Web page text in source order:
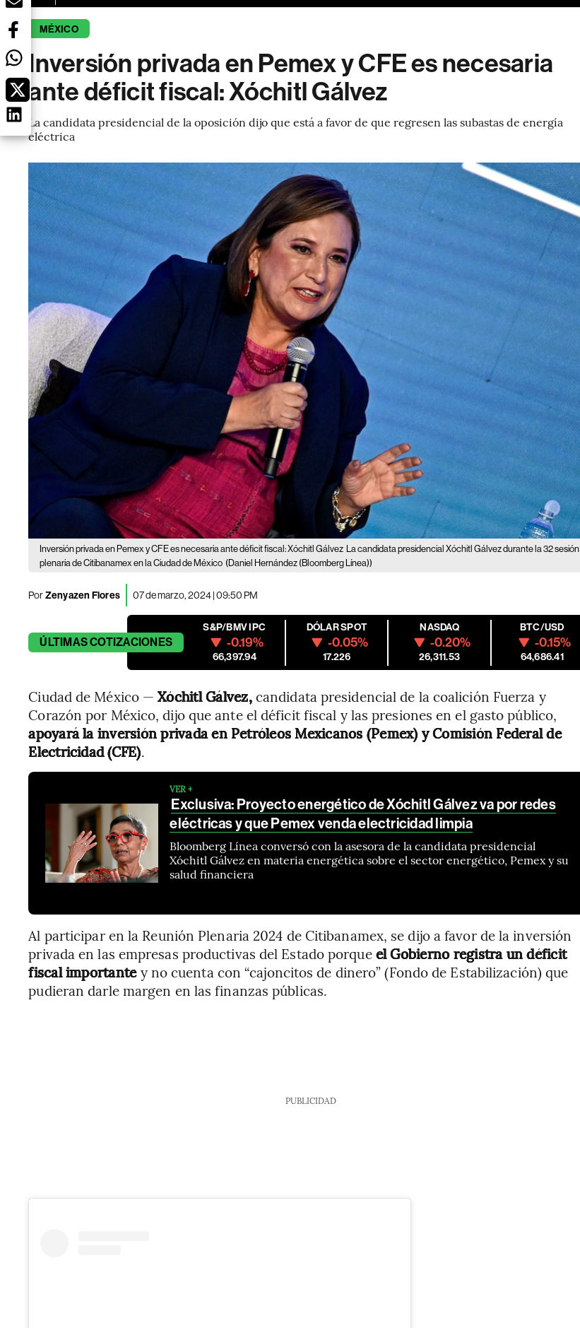
MÉXICO
Inversión privada en Pemex y CFE es necesaria
ante déficit fiscal: Xóchitl Gálvez
La candidata presidencial de la oposición dijo que está a favor de que regresen las subastas de energía
eléctrica
Inversión privada en Pemex y CFE es necesaria ante déficit fiscal: Xóchitl Gálvez La candidata presidencial Xóchitl Gálvez durante la 32 sesión
plenaria de Citibanamex en la Ciudad de México (Daniel Hernández (Bloomberg Línea))
PorZenyazen Flores 07 de marzo, 2024 | 09:50 PM
ÚLTIMASCOTIZACIONES
S&P/BMV IPC
-0.19%
66,397.94
DÓLAR SPOT
-0.05%
17.226
NASDAQ
-0.20%
26,311.53
BTC/USD
-0.15%
64,686.41
Ciudad de México —Xóchitl Gálvez,candidata presidencial de la coalición Fuerza y
Corazón por México, dijo que ante el déficit fiscal y las presiones en el gasto público,
apoyará la inversión privada en Petróleos Mexicanos (Pemex) y Comisión Federal de
Electricidad (CFE).
VER +
Exclusiva: Proyecto energético de Xóchitl Gálvez va por redes
eléctricas y que Pemex venda electricidad limpia
Bloomberg Línea conversó con la asesora de la candidata presidencial
Xóchitl Gálvez en materia energética sobre el sector energético, Pemex y su
salud financiera
Al participar en la Reunión Plenaria 2024 de Citibanamex, se dijo a favor de la inversión
privada en las empresas productivas del Estado porqueel Gobierno registra un déficit
fiscal importantey no cuenta con “cajoncitos de dinero” (Fondo de Estabilización) que
pudieran darle margen en las finanzas públicas.
PUBLICIDAD